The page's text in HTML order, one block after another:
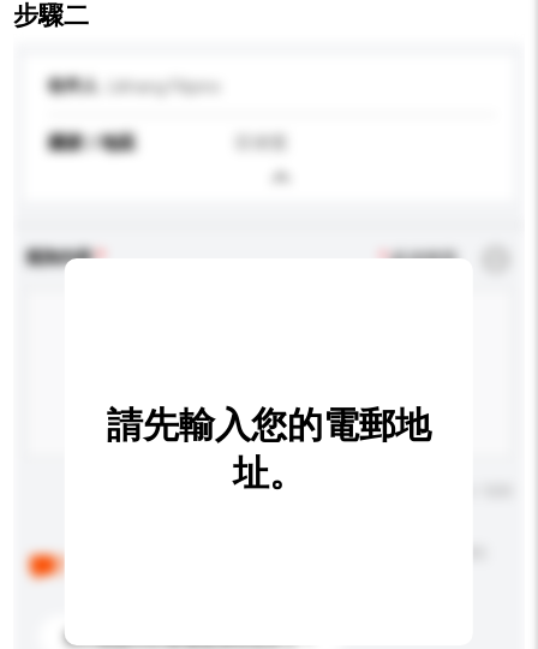
步驟二
收件人
國家 / 地區
查詢內容 *必須填寫
你們能提供的最優惠價格是多少？
請先輸入您的電郵地
址。